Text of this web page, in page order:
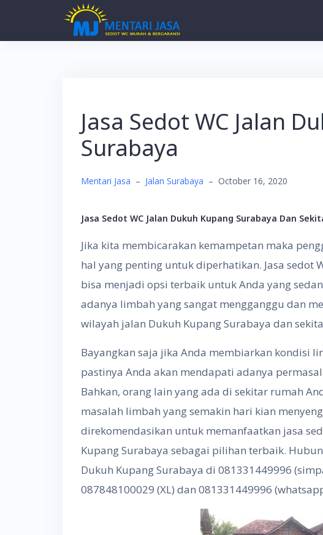
Jasa Sedot WC Jalan
Surabaya
Mentari Jasa – Jalan Surabaya – October 16, 2020
Jasa Sedot WC Jalan Dukuh Kupang Surabaya Dan
Jika kita membicarakan kemampetan maka
hal yang penting untuk diperhatikan. Jasa sedot
bisa menjadi opsi terbaik untuk Anda yang
adanya limbah yang sangat mengganggu dan
wilayah jalan Dukuh Kupang Surabaya dan
Bayangkan saja jika Anda membiarkan kondisi
pastinya Anda akan mendapati adanya
Bahkan, orang lain yang ada di sekitar rumah
masalah limbah yang semakin hari kian
direkomendasikan untuk memanfaatkan jasa
Kupang Surabaya sebagai pilihan terbaik.
Dukuh Kupang Surabaya di 081331449996
087848100029 (XL) dan 081331449996